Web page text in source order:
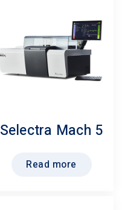
Selectra Mach 5
Read more